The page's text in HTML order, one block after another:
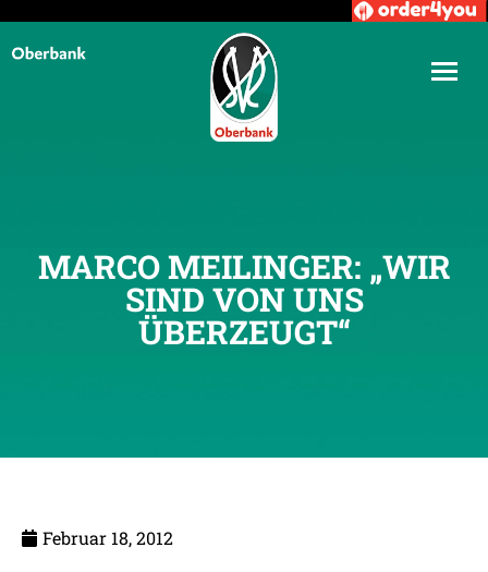
MARCO MEILINGER: „WIR
SIND VON UNS
ÜBERZEUGT“
Februar 18, 2012